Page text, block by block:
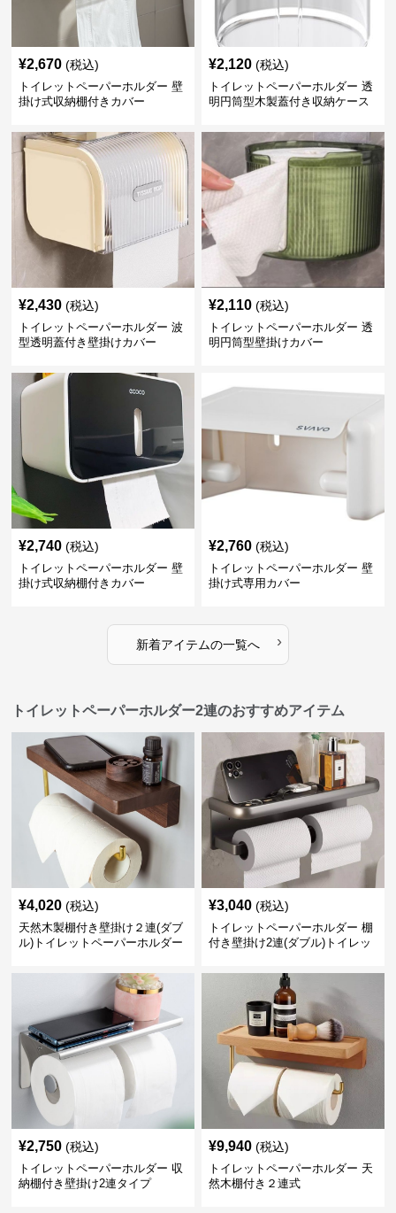
¥2,670 (税込)
トイレットペーパーホルダー 壁
掛け式収納棚付きカバー
¥2,120 (税込)
トイレットペーパーホルダー 透
明円筒型木製蓋付き収納ケース
¥2,430 (税込)
トイレットペーパーホルダー 波
型透明蓋付き壁掛けカバー
¥2,110 (税込)
トイレットペーパーホルダー 透
明円筒型壁掛けカバー
¥2,740 (税込)
トイレットペーパーホルダー 壁
掛け式収納棚付きカバー
¥2,760 (税込)
トイレットペーパーホルダー 壁
掛け式専用カバー
新着アイテムの一覧へ ›
トイレットペーパーホルダー2連のおすすめアイテム
¥4,020 (税込)
天然木製棚付き壁掛け２連(ダブ
ル)トイレットペーパーホルダー
¥3,040 (税込)
トイレットペーパーホルダー 棚
付き壁掛け2連(ダブル)トイレッ
¥2,750 (税込)
トイレットペーパーホルダー 収
納棚付き壁掛け2連タイプ
¥9,940 (税込)
トイレットペーパーホルダー 天
然木棚付き２連式